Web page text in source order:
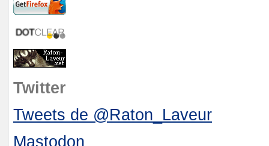
Twitter
Tweets de @Raton_Laveur
Mastodon